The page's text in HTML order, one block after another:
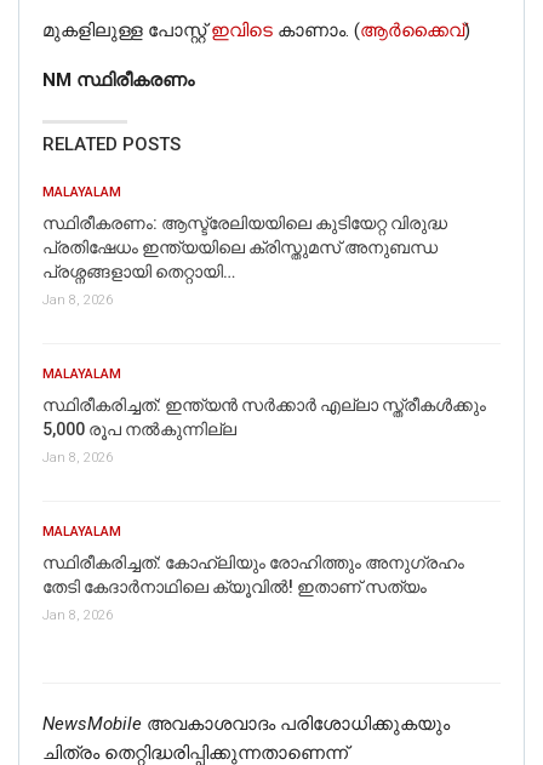
മുകളിലുള്ള പോസ്റ്റ്ഇവിടെ കാണാം. (ആർക്കൈവ്)
NM സ്ഥിരീകരണം
RELATED POSTS
MALAYALAM
സ്ഥിരീകരണം: ആസ്ട്രേലിയയിലെ കുടിയേറ്റ വിരുദ്ധ
പ്രതിഷേധം ഇന്ത്യയിലെ ക്രിസ്തുമസ് അനുബന്ധ
പ്രശ്നങ്ങളായി തെറ്റായി…
Jan 8, 2026
MALAYALAM
സ്ഥിരീകരിച്ചത്: ഇന്ത്യൻ സർക്കാർ എല്ലാ സ്ത്രീകൾക്കും
5,000 രൂപ നൽകുന്നില്ല
Jan 8, 2026
MALAYALAM
സ്ഥിരീകരിച്ചത്: കോഹ്‌ലിയും രോഹിത്തും അനുഗ്രഹം
തേടി കേദാര്‍നാഥിലെ ക്യൂവില്‍! ഇതാണ് സത്യം
Jan 8, 2026
NewsMobile അവകാശവാദം പരിശോധിക്കുകയും
ചിത്രം തെറ്റിദ്ധരിപ്പിക്കുന്നതാണെന്ന്